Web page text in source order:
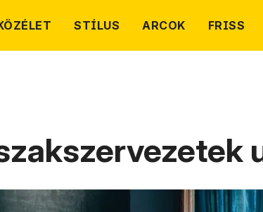
STÍLUS ARCOK FRISS